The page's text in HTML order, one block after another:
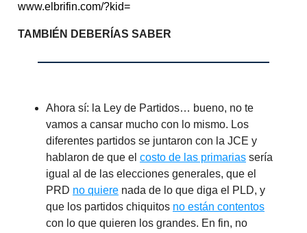
www.elbrifin.com/?kid=
TAMBIÉN DEBERÍAS SABER
Ahora sí: la Ley de Partidos… bueno, no te
vamos a cansar mucho con lo mismo. Los
diferentes partidos se juntaron con la JCE y
hablaron de que el costo de las primarias sería
igual al de las elecciones generales, que el
PRD no quiere nada de lo que diga el PLD, y
que los partidos chiquitos no están contentos
con lo que quieren los grandes. En fin, no